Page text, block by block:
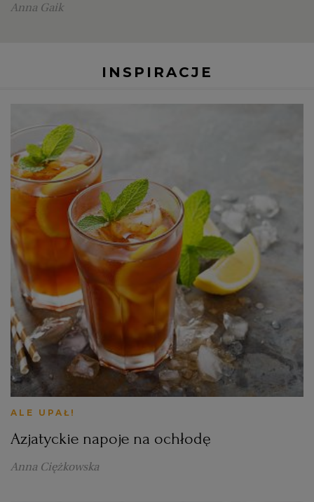
Anna Gaik
INSPIRACJE
ALE UPAŁ!
Azjatyckie napoje na ochłodę
Anna Ciężkowska